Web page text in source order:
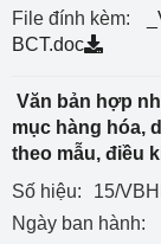
File đính kèm:
BCT.doc
Văn bản hợp
mục hàng hóa,
theo mẫu, điều
Số hiệu:
15/
Ngày ban hành: